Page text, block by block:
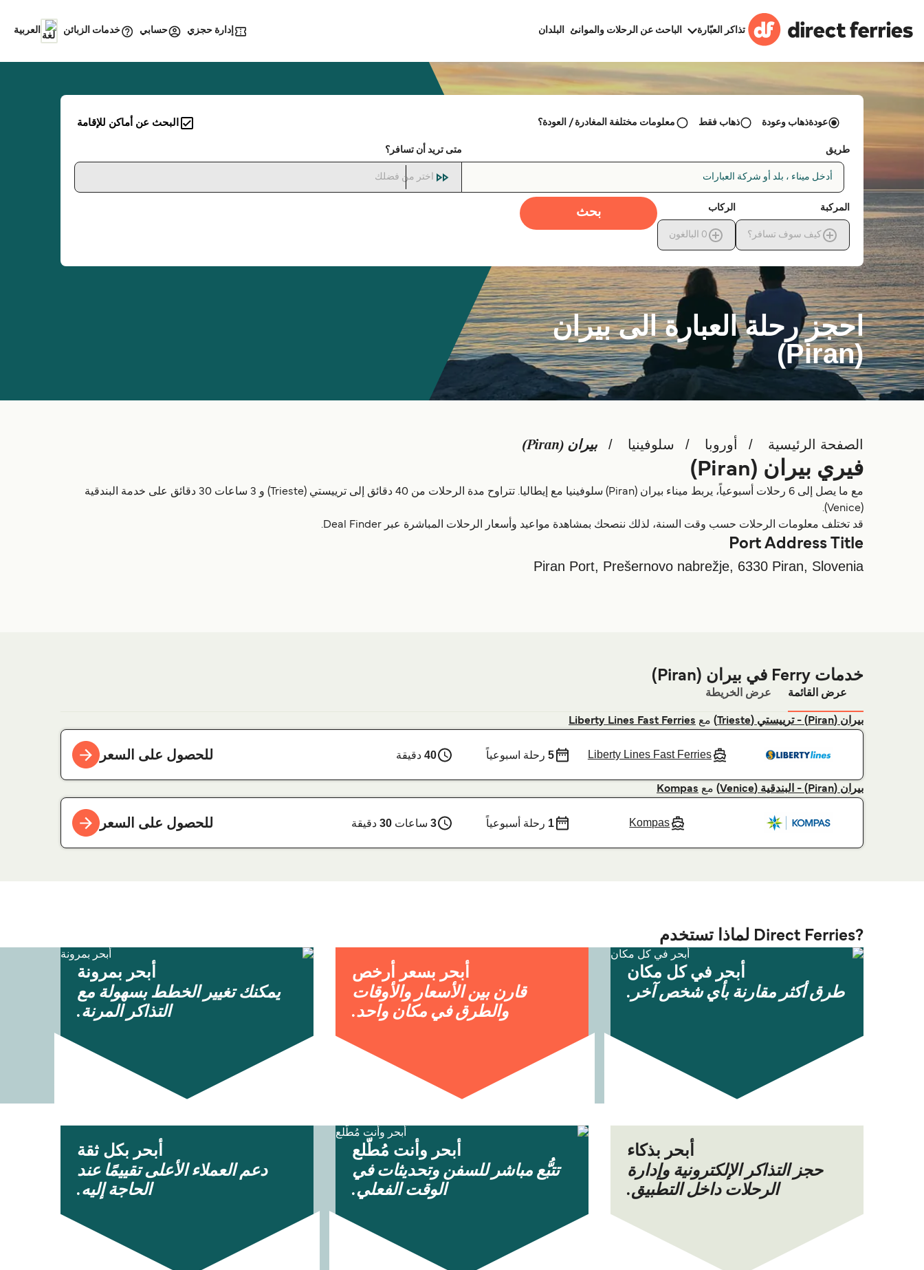
تذاكر العبّارة الباحث عن الرحلات والموانئ البلدان إدارة حجزي حسابي خدمات الزبائن العربية
احجز رحلة العبارة الى بيران
(Piran)
عودةذهاب وعودة ذهاب فقط معلومات مختلفة المغادرة / العودة؟ البحث عن أماكن للإقامة
طريق
أدخل ميناء ، بلد أو شركة العبارات
متى تريد أن تسافر؟
اختر من فضلك
المركبة
كيف سوف تسافر؟
الركاب
0 البالغون
بحث
الصفحة الرئيسية أوروبا سلوفينيا بيران (Piran)
فيري بيران (Piran)
مع ما يصل إلى 6 رحلات أسبوعياً، يربط ميناء بيران (Piran) سلوفينيا مع إيطاليا. تتراوح مدة الرحلات من 40 دقائق إلى ترييستي (Trieste) و 3 ساعات 30 دقائق على خدمة البندقية
(Venice).
قد تختلف معلومات الرحلات حسب وقت السنة، لذلك ننصحك بمشاهدة مواعيد وأسعار الرحلات المباشرة عبر Deal Finder.
Port Address Title
Piran Port, Prešernovo nabrežje, 6330 Piran, Slovenia
خدمات Ferry في بيران (Piran)
عرض القائمة عرض الخريطة
بيران (Piran) - ترييستي (Trieste) مع Liberty Lines Fast Ferries
Liberty Lines Fast Ferries
5 رحلة اسبوعياً 40 دقيقة للحصول على السعر
بيران (Piran) - البندقية (Venice) مع Kompas
Kompas
1 رحلة أسبوعياً 3 ساعات30 دقيقة للحصول على السعر
?Direct Ferries لماذا تستخدم
أبحر في كل مكان
طرق أكثر مقارنة بأي شخص آخر.
أبحر بسعر أرخص
قارن بين الأسعار والأوقات
والطرق في مكان واحد.
أبحر بمرونة
يمكنك تغيير الخطط بسهولة مع
التذاكر المرنة.
أبحر بذكاء
حجز التذاكر الإلكترونية وإدارة
الرحلات داخل التطبيق.
أبحر وأنت مُطّلع
تتبُّع مباشر للسفن وتحديثات في
الوقت الفعلي.
أبحر بكل ثقة
دعم العملاء الأعلى تقييمًا عند
الحاجة إليه.